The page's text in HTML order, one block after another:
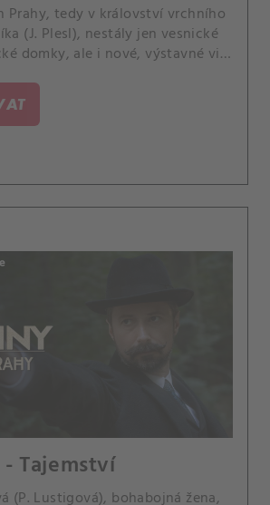
Prahy, tedy v království vrchního
(J. Plesl), nestály jen vesnické
domky, ale i nové, výstavné vily
Tajemství
(P. Lustigová), bohabojná žena,